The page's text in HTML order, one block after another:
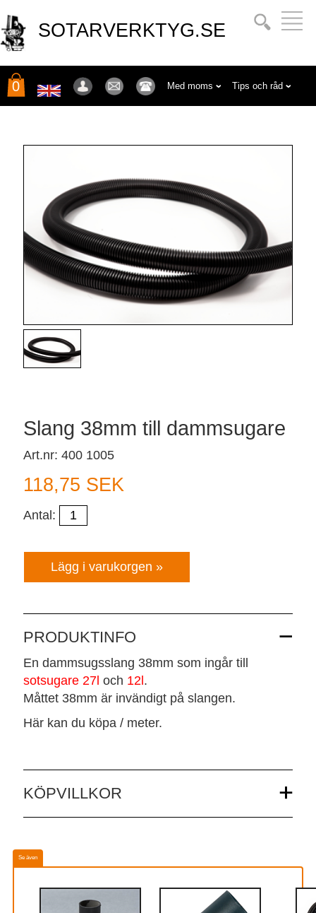
SOTARVERKTYG.SE
0 Med moms Tips och råd
Slang 38mm till dammsugare
Art.nr: 400 1005
118,75 SEK
Antal:
PRODUKTINFO
En dammsugsslang 38mm som ingår till
sotsugare 27l och 12l.
Måttet 38mm är invändigt på slangen.
Här kan du köpa / meter.
KÖPVILLKOR
Se även